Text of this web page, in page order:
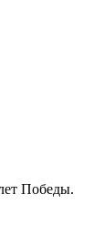
Победы.